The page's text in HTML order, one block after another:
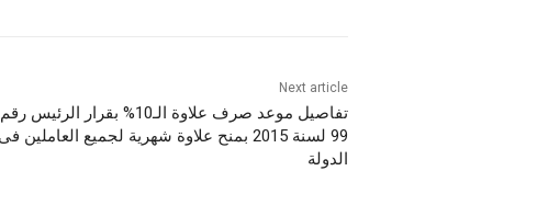
Next article
تفاصيل موعد صرف علاوة الـ10% بقرار الرئيس رقم
99 لسنة 2015 بمنح علاوة شهرية لجميع العاملين فى
الدولة